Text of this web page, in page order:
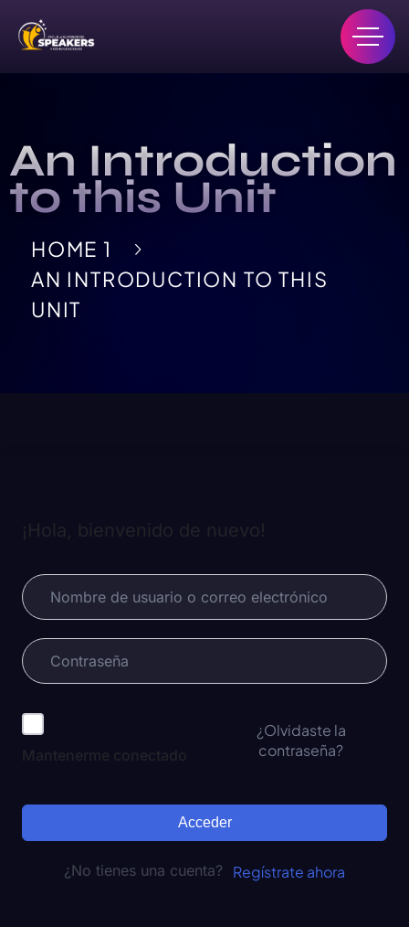
An Introduction
to this Unit
HOME 1
AN INTRODUCTION TO THIS
UNIT
¡Hola, bienvenido de nuevo!
Mantenerme conectado
¿Olvidaste la
contraseña?
Acceder
¿No tienes una cuenta? Regístrate ahora